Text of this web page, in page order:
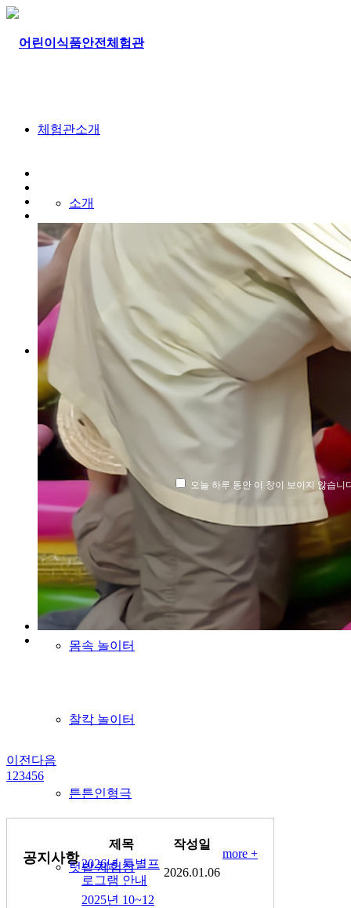
체험관소개
소개
찾아오시는길
테마안내
쑥쑥 놀이터
뽀드득 놀이터
골고루 놀이터
몸속 놀이터
찰칵 놀이터
튼튼인형극
텃밭 체험장
이전 다음
1 23456
공지사항 more +
제목
작성일
2026년 특별프
로그램 안내
2026.01.06
2025년 10~12
오늘 하루 동안 이 창이 보이지 않습니